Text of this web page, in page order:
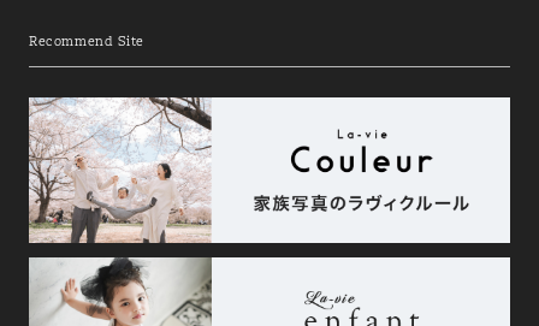
Recommend Site